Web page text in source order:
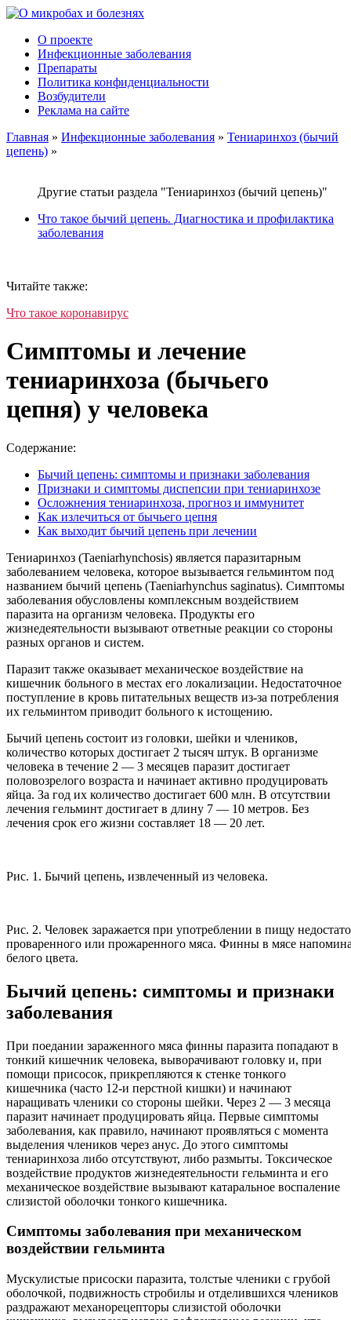
О проекте
Инфекционные заболевания
Препараты
Политика конфиденциальности
Возбудители
Реклама на сайте
Главная » Инфекционные заболевания » Тениаринхоз (бычий
цепень) »
Другие статьи раздела "Тениаринхоз (бычий цепень)"
Что такое бычий цепень. Диагностика и профилактика
заболевания
Читайте также:
Что такое коронавирус
Симптомы и лечение
тениаринхоза (бычьего
цепня) у человека
Содержание:
Бычий цепень: симптомы и признаки заболевания
Признаки и симптомы диспепсии при тениаринхозе
Осложнения тениаринхоза, прогноз и иммунитет
Как излечиться от бычьего цепня
Как выходит бычий цепень при лечении
Тениаринхоз (Taeniarhynchosis) является паразитарным
заболеванием человека, которое вызывается гельминтом под
названием бычий цепень (Taeniarhynchus saginatus). Симптомы
заболевания обусловлены комплексным воздействием
паразита на организм человека. Продукты его
жизнедеятельности вызывают ответные реакции со стороны
разных органов и систем.
Паразит также оказывает механическое воздействие на
кишечник больного в местах его локализации. Недостаточное
поступление в кровь питательных веществ из-за потребления
их гельминтом приводит больного к истощению.
Бычий цепень состоит из головки, шейки и члеников,
количество которых достигает 2 тысяч штук. В организме
человека в течение 2 — 3 месяцев паразит достигает
половозрелого возраста и начинает активно продуцировать
яйца. За год их количество достигает 600 млн. В отсутствии
лечения гельминт достигает в длину 7 — 10 метров. Без
лечения срок его жизни составляет 18 — 20 лет.
Рис. 1. Бычий цепень, извлеченный из человека.
Рис. 2. Человек заражается при употреблении в пищу
проваренного или прожаренного мяса. Финны в мясе
белого цвета.
Бычий цепень: симптомы и признаки
заболевания
При поедании зараженного мяса финны паразита попадают в
тонкий кишечник человека, выворачивают головку и, при
помощи присосок, прикрепляются к стенке тонкого
кишечника (часто 12-и перстной кишки) и начинают
наращивать членики со стороны шейки. Через 2 — 3 месяца
паразит начинает продуцировать яйца. Первые симптомы
заболевания, как правило, начинают проявляться с момента
выделения члеников через анус. До этого симптомы
тениаринхоза либо отсутствуют, либо размыты. Токсическое
воздействие продуктов жизнедеятельности гельминта и его
механическое воздействие вызывают катаральное воспаление
слизистой оболочки тонкого кишечника.
Симптомы заболевания при механическом
воздействии гельминта
Мускулистые присоски паразита, толстые членики с грубой
оболочкой, подвижность стробилы и отделившихся члеников
раздражают механорецепторы слизистой оболочки